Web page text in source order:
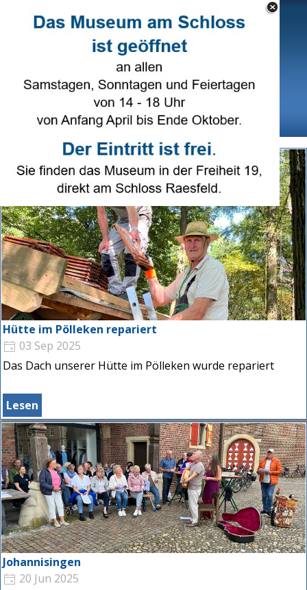
Select Language ▼
Menü überspringen
Hütte im Pölleken repariert
03 Sep 2025
Das Dach unserer Hütte im Pölleken wurde repariert
Lesen
Johannisingen
20 Jun 2025